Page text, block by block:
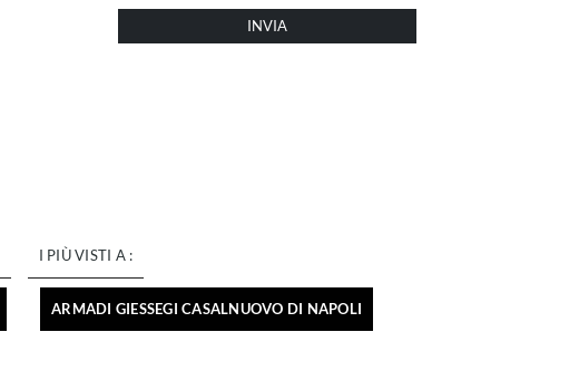
INVIA
I PIÙ VISTI A :
ARMADI GIESSEGI CASALNUOVO DI NAPOLI